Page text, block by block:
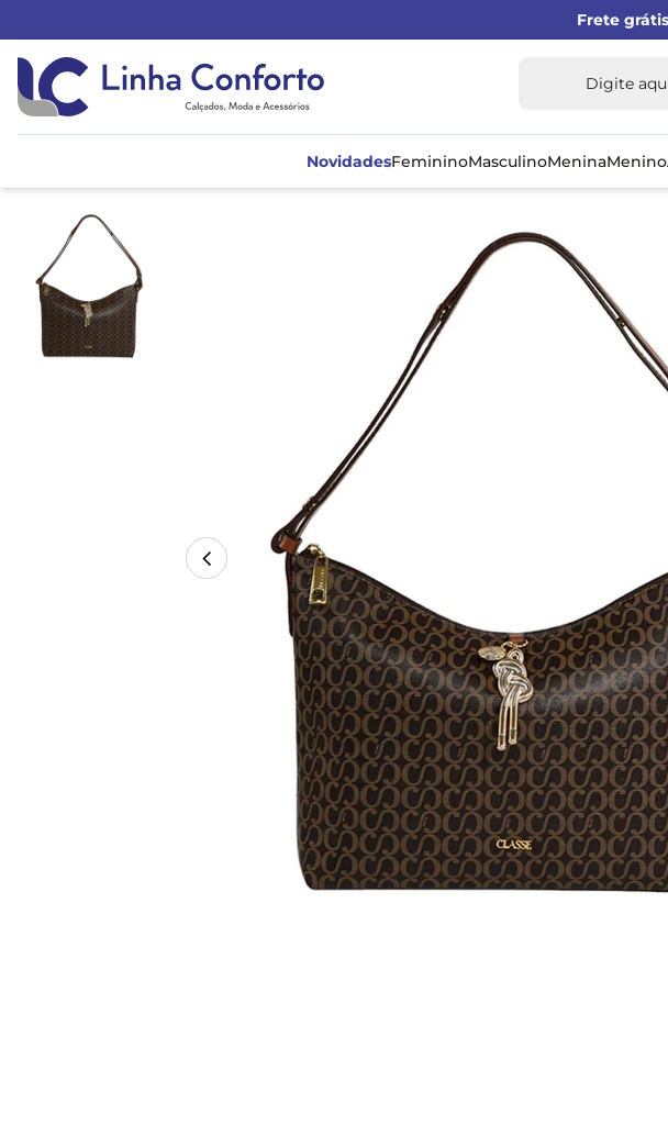
Frete grátis
Linha
NovidadesFemininoMasculinoMeninaMenino